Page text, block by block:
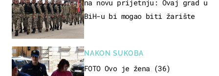
na novu prijetnju: Ovaj grad u
BiH-u bi mogao biti žarište
NAKON SUKOBA
FOTO Ovo je žena (36)